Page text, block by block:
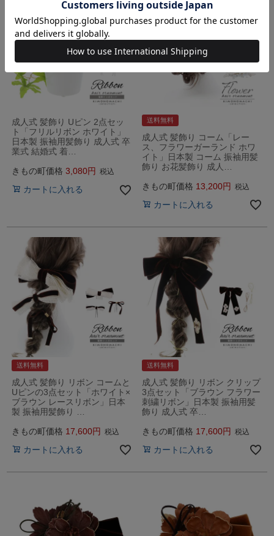
成人式 髪飾り Uピン 2点セッ
ト「フリルリボン ホワイト」
日本製 振袖用髪飾り 成人式 卒
業式 結婚式 着…
きもの町価格 3,080 税込
カートに入れる
送料無料
成人式 髪飾り コーム「レー
ス、フラワーガーランド ホワ
イト」日本製 コーム 振袖用髪
飾り お花髪飾り 成人…
きもの町価格 13,200 税込
カートに入れる
送料無料
成人式 髪飾り リボン コームと
Uピンの3点セット「ホワイト×
ブラウン レースリボン」日本
製 振袖用髪飾り …
きもの町価格 17,600 税込
カートに入れる
送料無料
成人式 髪飾り リボン クリップ
3点セット「ブラウン フラワー
刺繍リボン」日本製 振袖用髪
飾り 成人式 卒…
きもの町価格 17,600 税込
カートに入れる